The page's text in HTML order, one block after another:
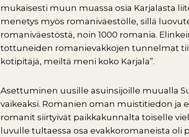
mukaisesti muun muassa osia Karjalasta
menetys myös romaniväestölle, sillä
romaniväestöstä, noin 1000 romania.
tottuneiden romanievakkojen tunnelmat
kotipitäjä, meiltä meni koko Karjala”.
Asettuminen uusille asuinsijoille muualla
vaikeaksi. Romanien oman muistitiedon ja
romanit siirtyivät paikkakunnalta toiselle
luvulle tultaessa osa evakkoromaneista